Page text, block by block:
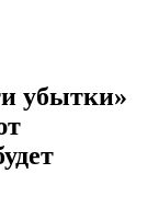
убытки»